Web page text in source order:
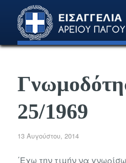
25/1969
13 Αυγούστου, 2014
΄Εχω την τιμήν να